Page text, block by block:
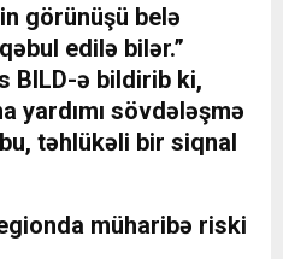
görünüşü belə
edilə bilər.”
BILD-ə bildirib ki,
yardımı sövdələşmə
təhlükəli bir siqnal
müharibə riski